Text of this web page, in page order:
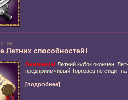
Летних способностей!
Внимание! Летний кубок окончен,
предприимчивый Торговец не сидит
[подробнее]